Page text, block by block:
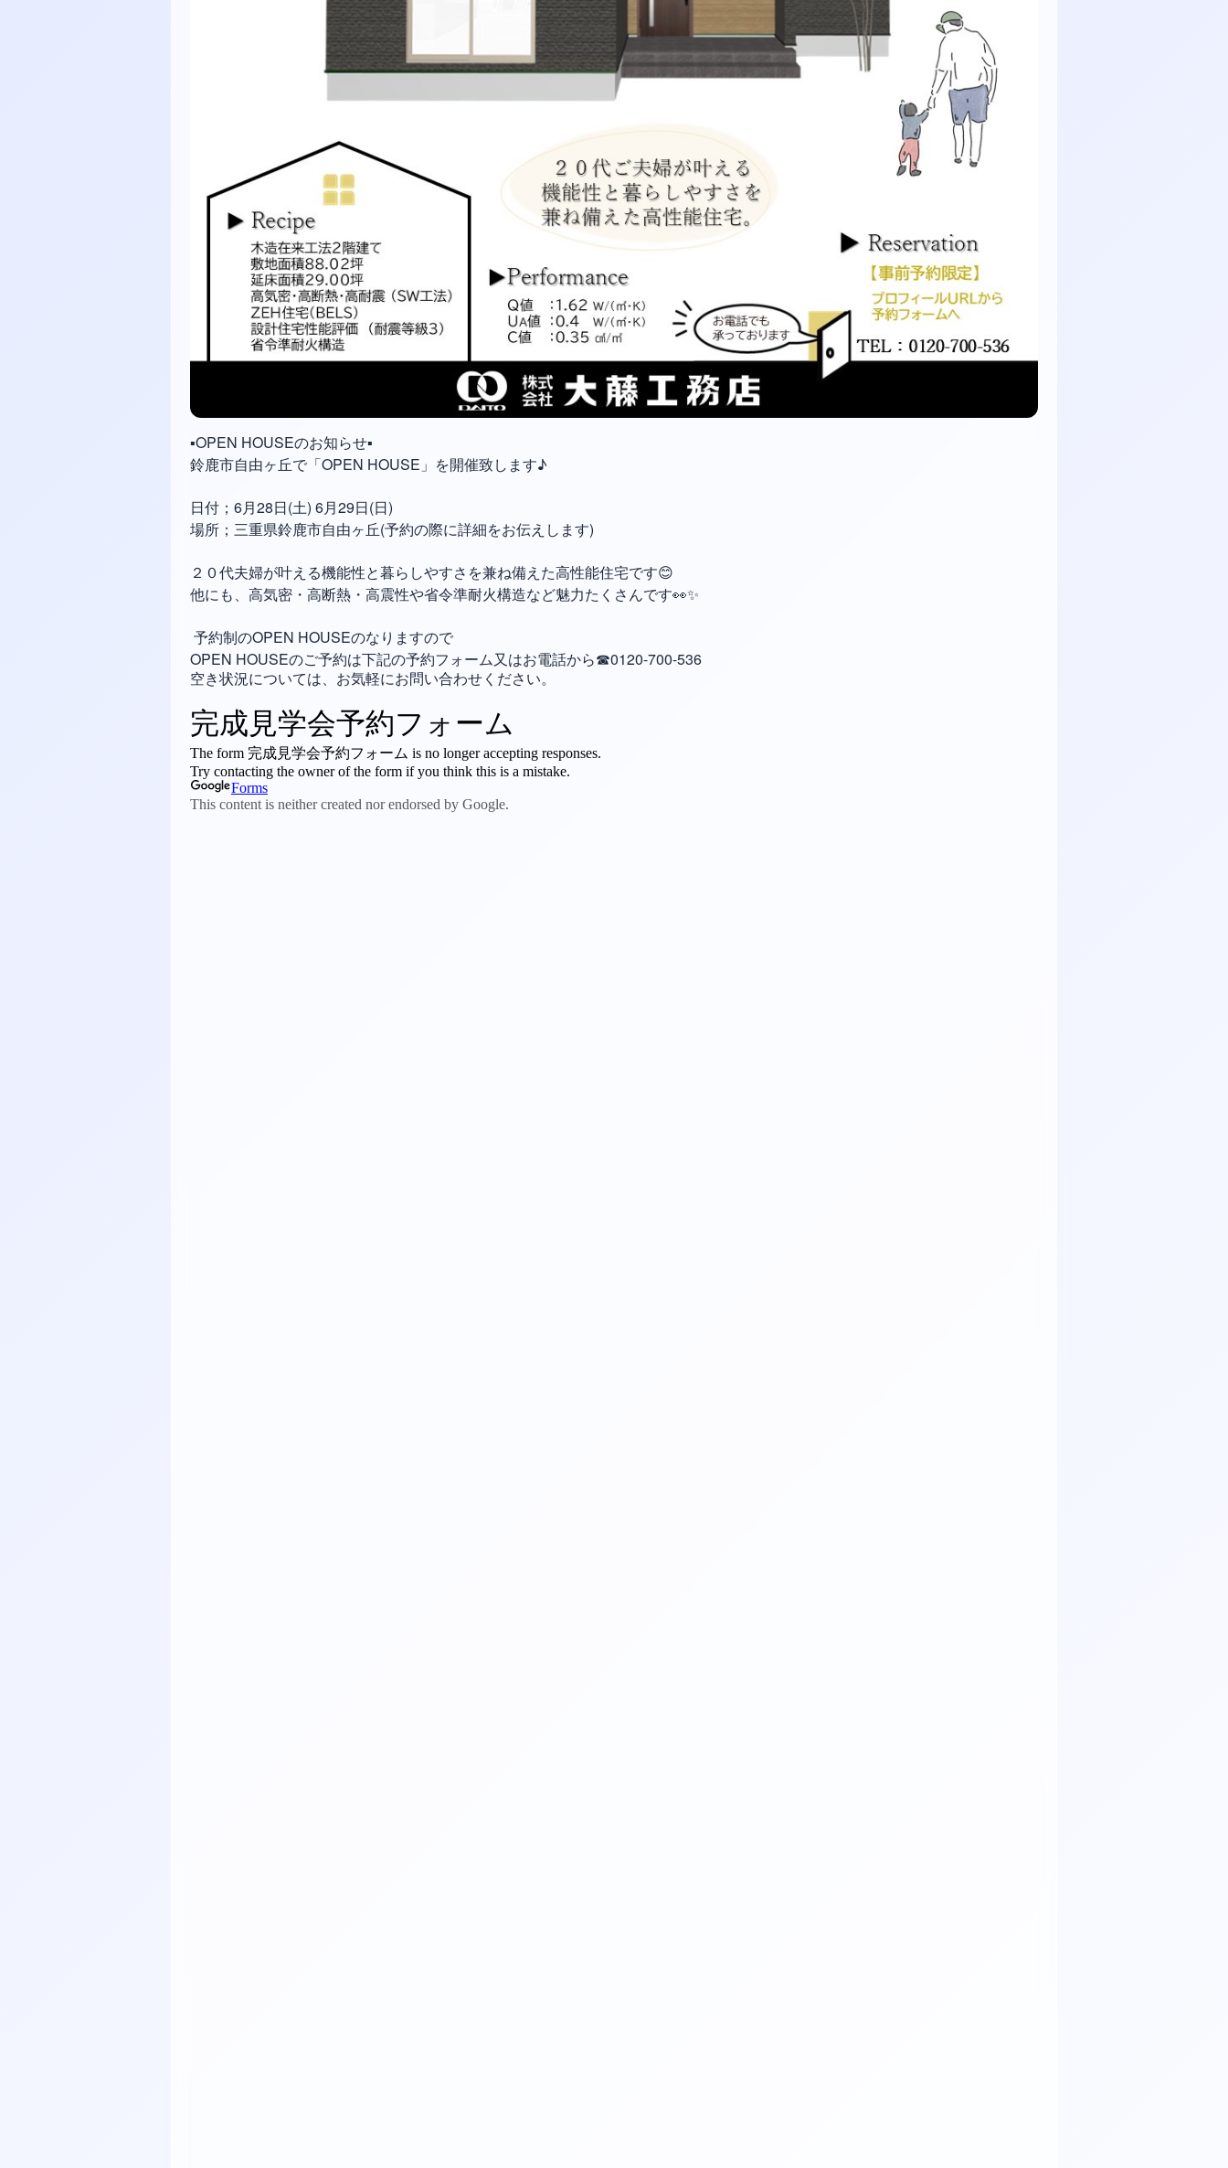
▪️OPEN HOUSEのお知らせ▪️
鈴鹿市自由ヶ丘で「OPEN HOUSE」を開催致します♪
日付；6月28日(土) 6月29日(日)
場所；三重県鈴鹿市自由ヶ丘(予約の際に詳細をお伝えします)
２０代夫婦が叶える機能性と暮らしやすさを兼ね備えた高性能住宅です😊
他にも、高気密・高断熱・高震性や省令準耐火構造など魅力たくさんです👀✨
予約制のOPEN HOUSEのなりますので
OPEN HOUSEのご予約は下記の予約フォーム又はお電話から☎︎0120-700-536
空き状況については、お気軽にお問い合わせください。